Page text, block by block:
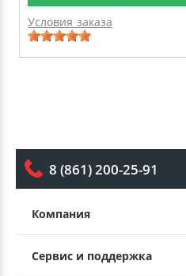
Условия заказа
8 (861) 200-25-91
Компания
Сервис и поддержка